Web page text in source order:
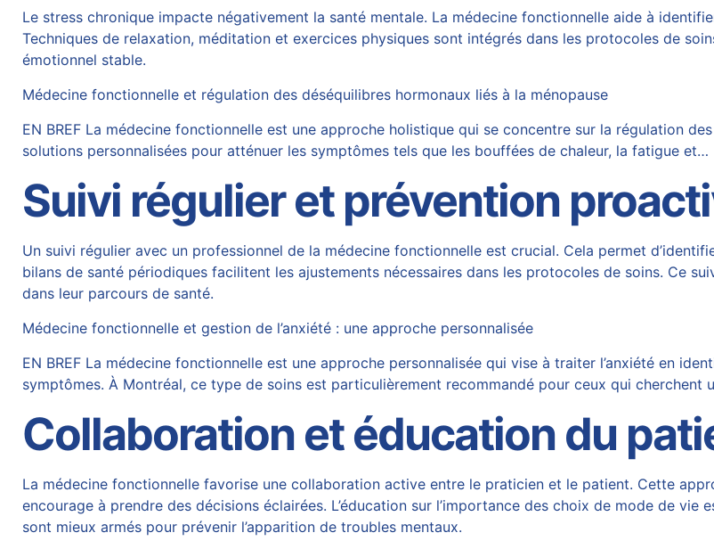
Le stress chronique impacte négativement la santé mentale. La médecine fonctionnelle aide à
Techniques de relaxation, méditation et exercices physiques sont intégrés dans les protocoles de
émotionnel stable.
Médecine fonctionnelle et régulation des déséquilibres hormonaux liés à la ménopause
EN BREF La médecine fonctionnelle est une approche holistique qui se concentre sur la régulation
solutions personnalisées pour atténuer les symptômes tels que les bouffées de chaleur, la fatigue et…
Suivi régulier et prévention
Un suivi régulier avec un professionnel de la médecine fonctionnelle est crucial. Cela permet
bilans de santé périodiques facilitent les ajustements nécessaires dans les protocoles de soins. Ce
dans leur parcours de santé.
Médecine fonctionnelle et gestion de l’anxiété : une approche personnalisée
EN BREF La médecine fonctionnelle est une approche personnalisée qui vise à traiter l’anxiété en
symptômes. À Montréal, ce type de soins est particulièrement recommandé pour ceux qui cherchent
Collaboration et éducation du
La médecine fonctionnelle favorise une collaboration active entre le praticien et le patient. Cette
encourage à prendre des décisions éclairées. L’éducation sur l’importance des choix de mode de
sont mieux armés pour prévenir l’apparition de troubles mentaux.